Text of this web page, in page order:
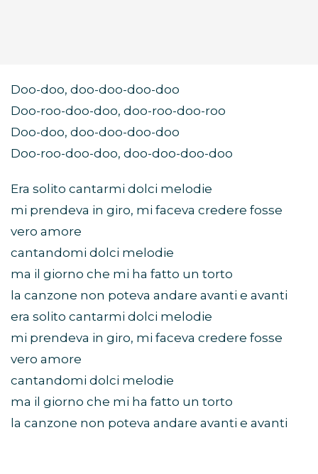
Doo-doo, doo-doo-doo-doo
Doo-roo-doo-doo, doo-roo-doo-roo
Doo-doo, doo-doo-doo-doo
Doo-roo-doo-doo, doo-doo-doo-doo
Era solito cantarmi dolci melodie
mi prendeva in giro, mi faceva credere fosse
vero amore
cantandomi dolci melodie
ma il giorno che mi ha fatto un torto
la canzone non poteva andare avanti e avanti
era solito cantarmi dolci melodie
mi prendeva in giro, mi faceva credere fosse
vero amore
cantandomi dolci melodie
ma il giorno che mi ha fatto un torto
la canzone non poteva andare avanti e avanti